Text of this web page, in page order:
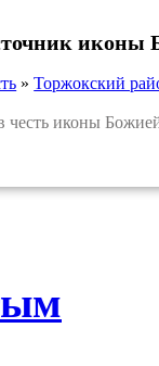
»Торжокский
иконы